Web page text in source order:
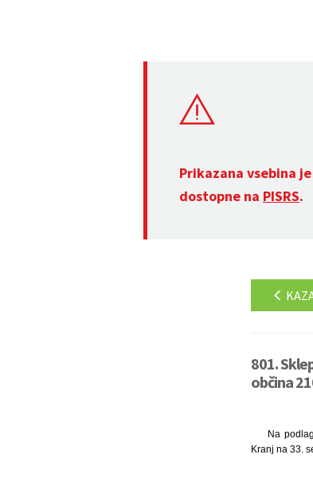
Prikazana vsebina
dostopne na PISRS.
801.
občina
Na
Kranj na 33.